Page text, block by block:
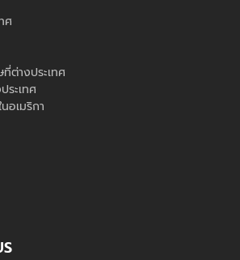
ศ
ต่างประเทศ
ระเทศ
อเมริกา